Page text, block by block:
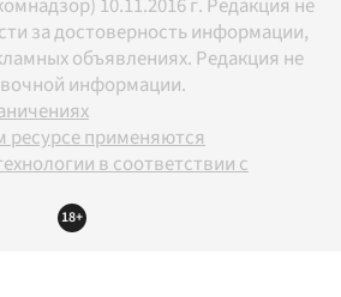
10.11.2016 г. Редакция не
за достоверность информации,
объявлениях. Редакция не
информации.
применяются
в соответствии с
18+